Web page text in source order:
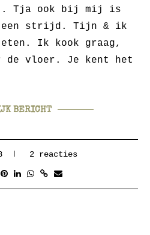
Tja ook bij mij is
strijd. Tijn & ik
Ik kook graag,
de vloer. Je kent het
BERICHT
2 reacties